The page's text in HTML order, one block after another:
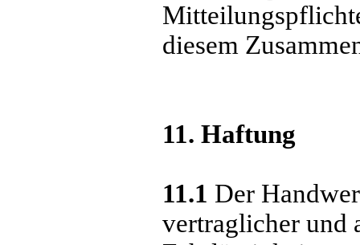
diesem
11. Haftung
11.1 Der
vertraglicher und